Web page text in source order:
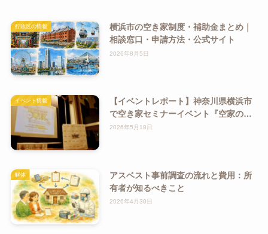
行政区の情報
横浜市の空き家制度・補助金まとめ｜
相談窓口・申請方法・公式サイト
2026年8月5日
イベント情報
【イベントレポート】神奈川県横浜市
で空き家セミナーイベント『空家のこ
れからを、一緒に考える。』を開催い
2026年5月18日
解体
アスベスト事前調査の流れと費用：所
有者が知るべきこと
2026年4月30日